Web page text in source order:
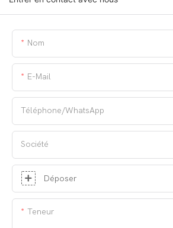
Nom
E-Mail
Téléphone/WhatsApp
Société
Déposer
Teneur